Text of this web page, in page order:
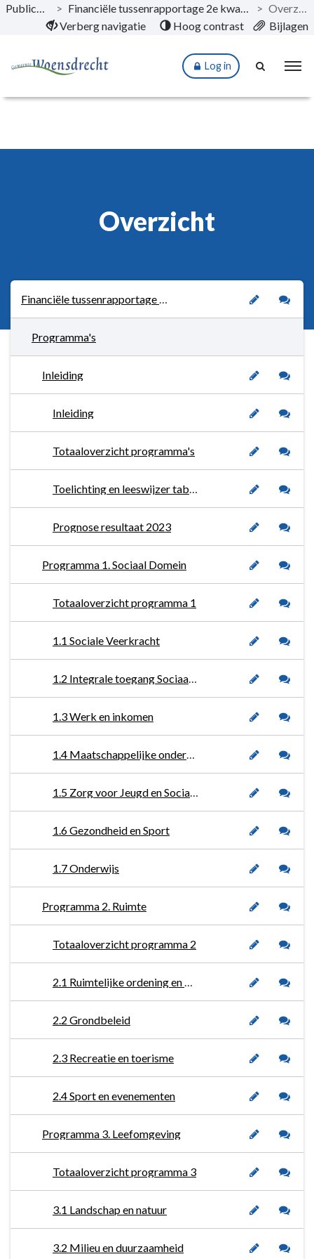
Naar hoofdinhoud
Publicaties > Financiële tussenrapportage 2e kwartaal 2023 >
Overzicht
Verberg navigatie
Hoog contrast Bijlagen
Log in
Overzicht
Financiële tussenrapportage 2e kwartaal 2023
Programma's
Inleiding
Inleiding
Totaaloverzicht programma's
Toelichting en leeswijzer tabellen
Prognose resultaat 2023
Programma 1. Sociaal Domein
Totaaloverzicht programma 1
1.1 Sociale Veerkracht
1.2 Integrale toegang Sociaal Domein
1.3 Werk en inkomen
1.4 Maatschappelijke ondersteuning
1.5 Zorg voor Jeugd en Sociale Veiligheid
1.6 Gezondheid en Sport
1.7 Onderwijs
Programma 2. Ruimte
Totaaloverzicht programma 2
2.1 Ruimtelijke ordening en bouwzaken
2.2 Grondbeleid
2.3 Recreatie en toerisme
2.4 Sport en evenementen
Programma 3. Leefomgeving
Totaaloverzicht programma 3
3.1 Landschap en natuur
3.2 Milieu en duurzaamheid